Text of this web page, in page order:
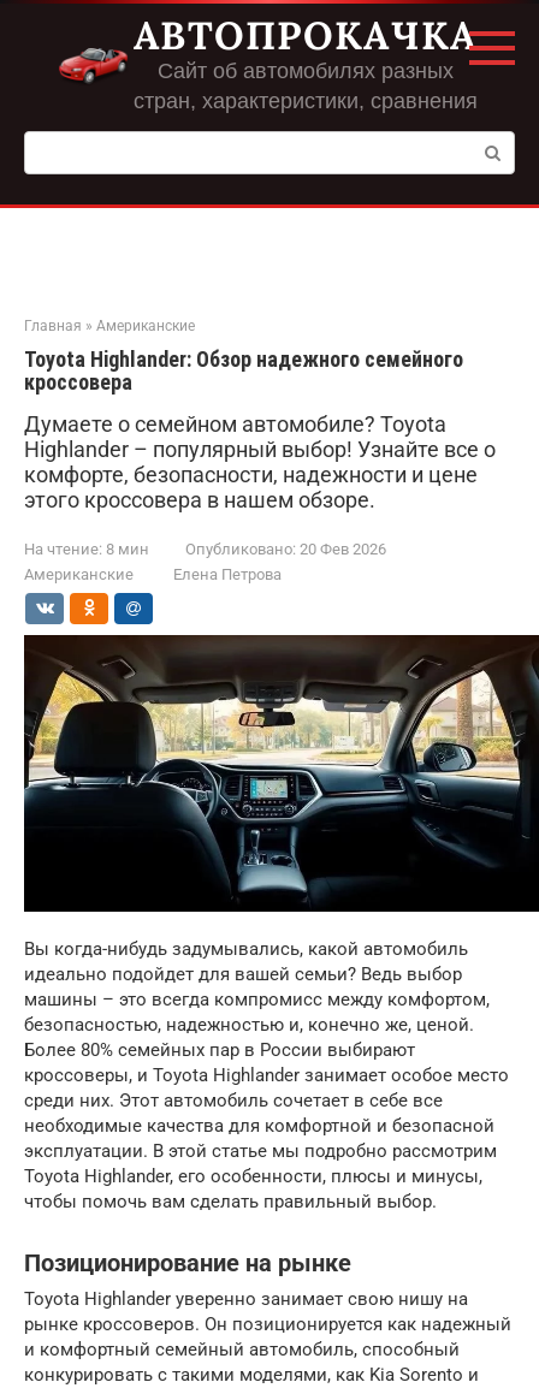
Перейти
контенту
АВТОПРОКАЧКА
Сайт об автомобилях разных
стран, характеристики, сравнения
Поиск:
Главная » Американские
Toyota Highlander: Обзор надежного семейного
кроссовера
Думаете о семейном автомобиле? Toyota
Highlander – популярный выбор! Узнайте все о
комфорте, безопасности, надежности и цене
этого кроссовера в нашем обзоре.
На чтение: 8 мин Опубликовано: 20 Фев 2026
Американские
Елена Петрова
Вы когда-нибудь задумывались, какой автомобиль
идеально подойдет для вашей семьи? Ведь выбор
машины – это всегда компромисс между комфортом,
безопасностью, надежностью и, конечно же, ценой.
Более 80% семейных пар в России выбирают
кроссоверы, и Toyota Highlander занимает особое место
среди них. Этот автомобиль сочетает в себе все
необходимые качества для комфортной и безопасной
эксплуатации. В этой статье мы подробно рассмотрим
Toyota Highlander, его особенности, плюсы и минусы,
чтобы помочь вам сделать правильный выбор.
Позиционирование на рынке
Toyota Highlander уверенно занимает свою нишу на
рынке кроссоверов. Он позиционируется как надежный
и комфортный семейный автомобиль, способный
конкурировать с такими моделями, как Kia Sorento и